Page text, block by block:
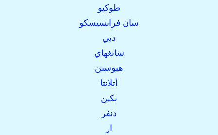
طوكيو
سان فرانسيسكو
دبي
شانغهاي
هيوستن
أتلانتا
بكين
دنفر
ار